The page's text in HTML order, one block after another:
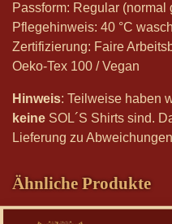
Passform: Regular (normal
Pflegehinweis: 40 °C
Zertifizierung: Faire
Oeko-Tex 100 / Vegan
Hinweis: Teilweise haben
keine SOL´S Shirts sind.
Lieferung zu
Ähnliche Produkte